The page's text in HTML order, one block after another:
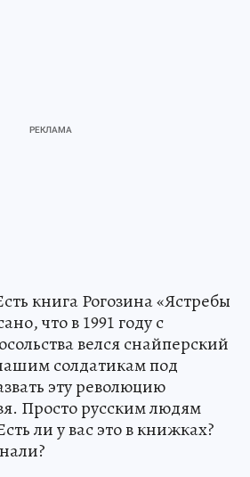
книга Рогозина «Ястребы
что в 1991 году с
велся снайперский
солдатикам под
эту революцию
Просто русским людям
ли у вас это в книжках?